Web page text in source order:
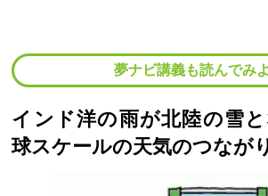
夢ナビ講義も読んでみ
インド洋の雨が北陸の雪
球スケールの天気のつなが